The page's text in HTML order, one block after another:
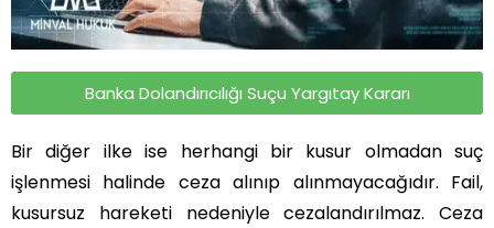
Banka Dolandırıcılığı Suçu Yargıtay Kararı
Bir diğer ilke ise herhangi bir kusur olmadan suç
işlenmesi halinde ceza alınıp alınmayacağıdır. Fail,
kusursuz hareketi nedeniyle cezalandırılmaz. Ceza